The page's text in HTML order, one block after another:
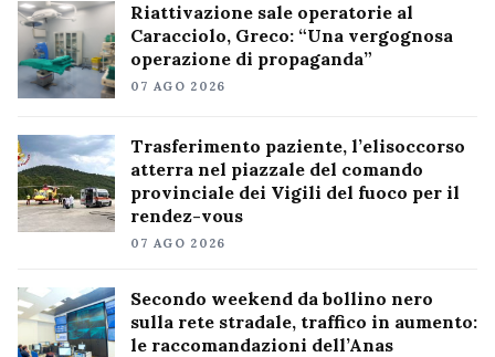
Riattivazione sale operatorie al
Caracciolo, Greco: “Una vergognosa
operazione di propaganda”
07 AGO 2026
Trasferimento paziente, l’elisoccorso
atterra nel piazzale del comando
provinciale dei Vigili del fuoco per il
rendez-vous
07 AGO 2026
Secondo weekend da bollino nero
sulla rete stradale, traffico in aumento:
le raccomandazioni dell’Anas